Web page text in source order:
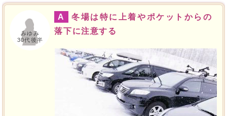
みゆみ
30代後半
A
冬場は特に上着やポケットからの
落下に注意する